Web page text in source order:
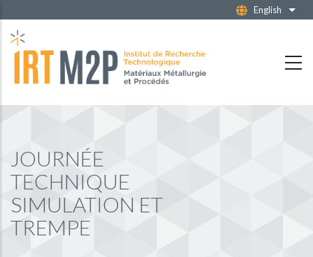
to
main
content
English List
JOURNÉE
TECHNIQUE
SIMULATION ET
TREMPE